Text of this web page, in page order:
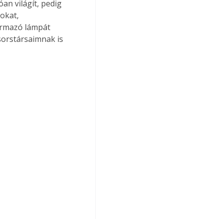
világít, pedig
lámpát
is